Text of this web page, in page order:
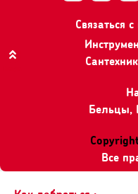
Связаться
Бельцы,
Все